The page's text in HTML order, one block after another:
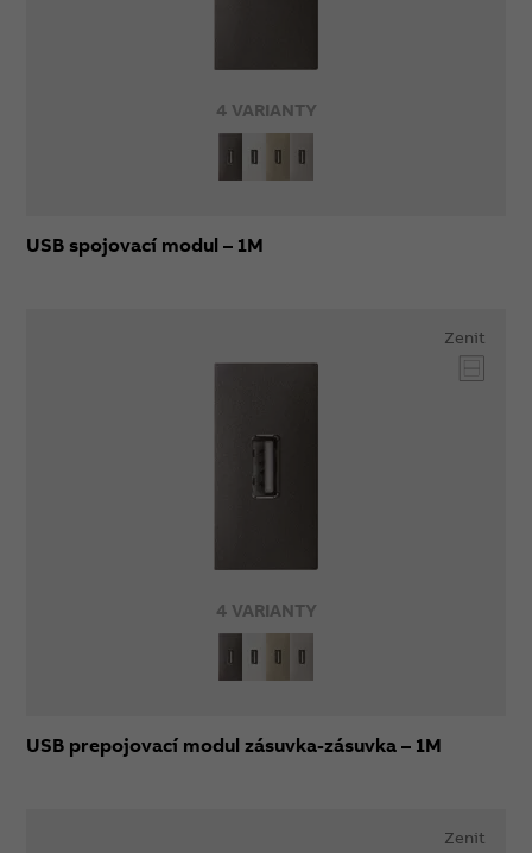
4 VARIANTY
USB spojovací modul – 1M
4 VARIANTY
Zenit
USB prepojovací modul zásuvka-zásuvka – 1M
Zenit